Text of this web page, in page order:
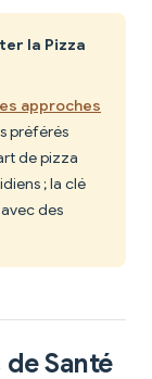
la Pizza
approches
préférés
de pizza
; la clé
des
Santé